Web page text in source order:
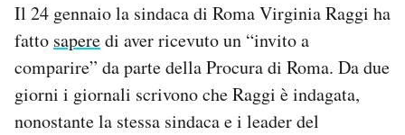
CALENDARIO
AREA PERSONALE
Il 24 gennaio la sindaca di Roma Virginia Raggi ha
fatto saperedi aver ricevuto un “invito a
comparire” da parte della Procura di Roma. Da due
giorni i giornali scrivono che Raggi è indagata,
nonostante la stessa sindaca e i leader del